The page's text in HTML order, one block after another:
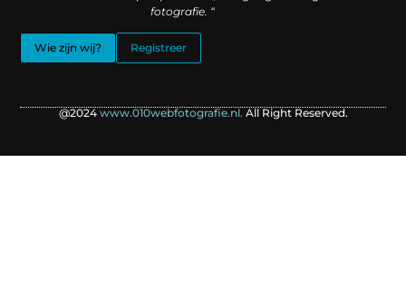
fotografie. “
Wie zijn wij? Registreer
@2024 www.010webfotografie.nl. All Right Reserved.